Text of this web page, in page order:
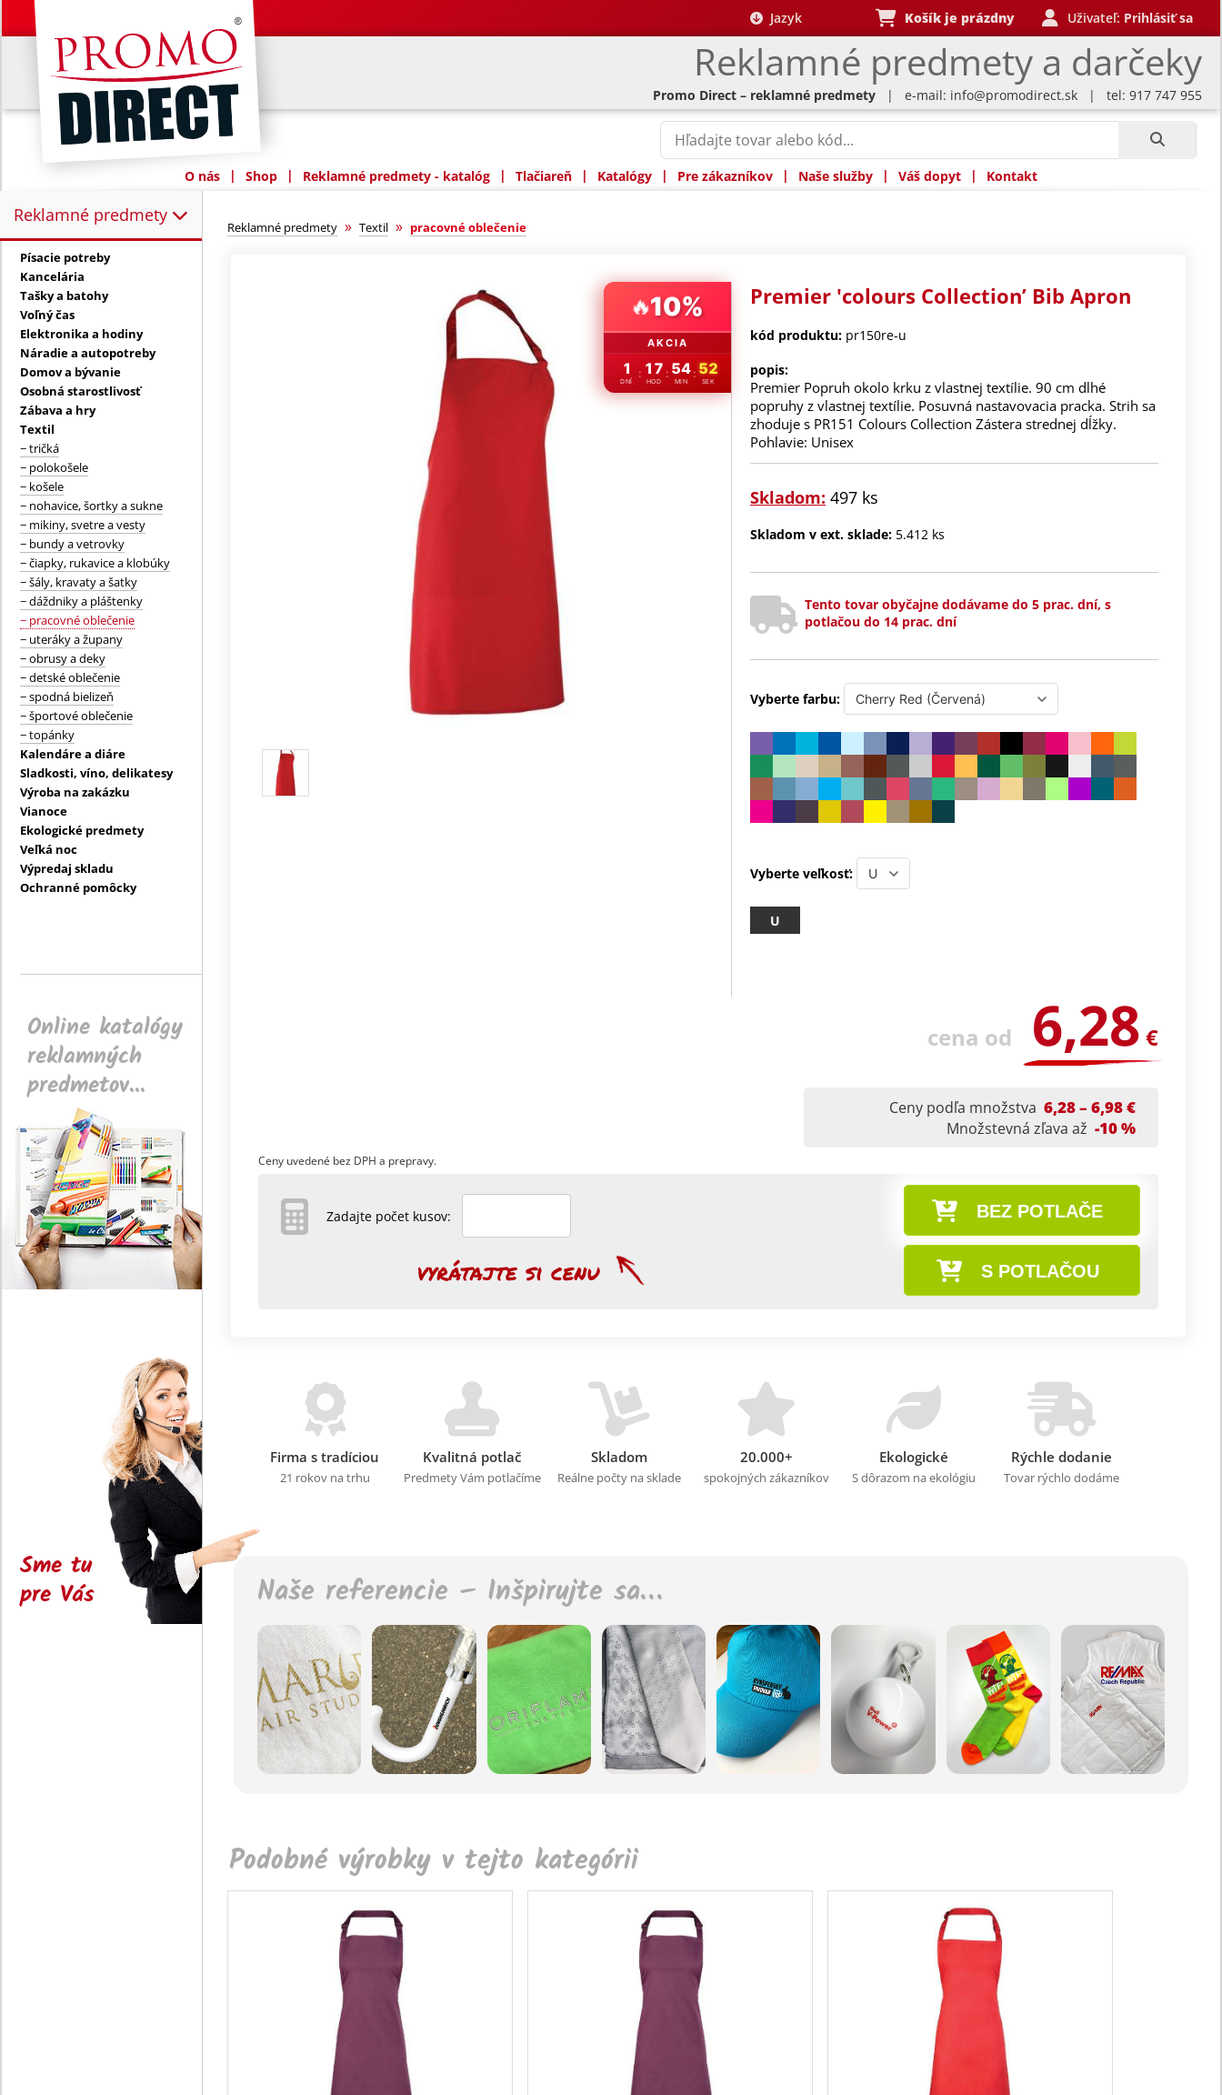
Reklamné predmety a darčeky
Jazyk Košík je prázdny Uživateľ: Prihlásiť sa
Promo Direct – reklamné predmety | e-mail: info@promodirect.sk | tel: 917 747 955
O nás | Shop | Reklamné predmety - katalóg | Tlačiareň | Katalógy | Pre zákazníkov | Naše služby | Váš dopyt | Kontakt
Reklamné predmety
Reklamné predmety:
Písacie potreby
Kancelária
Tašky a batohy
Voľný čas
Elektronika a hodiny
Náradie a autopotreby
Domov a bývanie
Osobná starostlivosť
Zábava a hry
Textil
− tričká
− polokošele
− košele
− nohavice, šortky a sukne
− mikiny, svetre a vesty
− bundy a vetrovky
− čiapky, rukavice a klobúky
− šály, kravaty a šatky
− dáždniky a pláštenky
− pracovné oblečenie
− uteráky a župany
− obrusy a deky
− detské oblečenie
− spodná bielizeň
− športové oblečenie
− topánky
Kalendáre a diáre
Sladkosti, víno, delikatesy
Výroba na zakázku
Vianoce
Ekologické predmety
Veľká noc
Výpredaj skladu
Ochranné pomôcky
Online katalógy
reklamných
predmetov...
Sme tu
pre Vás
Reklamné predmety » Textil » pracovné oblečenie
🔥10%
AKCIA
1
DNÍ
: 17
HOD
: 54
MIN
: 51
SEK
Premier 'colours Collection’ Bib Apron
kód produktu: pr150re-u
popis:
Premier Popruh okolo krku z vlastnej textílie. 90 cm dlhé
popruhy z vlastnej textílie. Posuvná nastavovacia pracka. Strih sa
zhoduje s PR151 Colours Collection Zástera strednej dĺžky.
Pohlavie: Unisex
Skladom: 497 ks
Skladom v ext. sklade: 5.412 ks
Tento tovar obyčajne dodávame do 5 prac. dní, s
potlačou do 14 prac. dní
Vyberte farbu:
Vyberte veľkosť:
U
cena od 6,28 €
Ceny podľa množstva 6,28 – 6,98 €
Množstevná zľava až -10 %
Ceny uvedené bez DPH a prepravy.
BEZ POTLAČE
S POTLAČOU
Zadajte počet kusov:
Firma s tradíciou
21 rokov na trhu
Kvalitná potlač
Predmety Vám potlačíme
Skladom
Reálne počty na sklade
20.000+
spokojných zákazníkov
Ekologické
S dôrazom na ekológiu
Rýchle dodanie
Tovar rýchlo dodáme
Naše referencie – Inšpirujte sa…
Podobné výrobky v tejto kategórii